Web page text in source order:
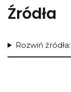
Źródła
Rozwiń źródła: